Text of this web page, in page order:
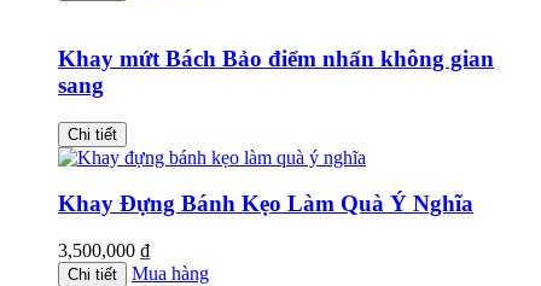
Khay mứt Bách Bảo điểm nhấn không gian
sang
Chi tiết
Khay Đựng Bánh Kẹo Làm Quà Ý Nghĩa
3,500,000 ₫
Chi tiết Mua hàng